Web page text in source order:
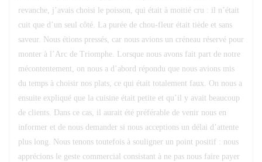
revanche, j’avais choisi le poisson, qui était à moitié cru : il n’était
cuit que d’un seul côté. La purée de chou-fleur était tiède et sans
saveur. Nous étions pressés, car nous avions un créneau réservé pour
monter à l’Arc de Triomphe. Lorsque nous avons fait part de notre
mécontentement, on nous a d’abord répondu que nous avions mis
du temps à choisir nos plats, ce qui était totalement faux. On nous a
ensuite expliqué que la cuisine était petite et qu’il y avait beaucoup
de clients. Dans ce cas, il aurait été préférable de venir nous en
informer et de nous demander si nous acceptions un délai d’attente
plus long. Nous tenons toutefois à souligner un point positif : nous
apprécions le geste commercial consistant à ne pas nous faire payer